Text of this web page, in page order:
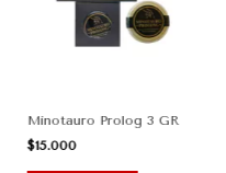
Minotauro Prolog 3 GR
$15.000